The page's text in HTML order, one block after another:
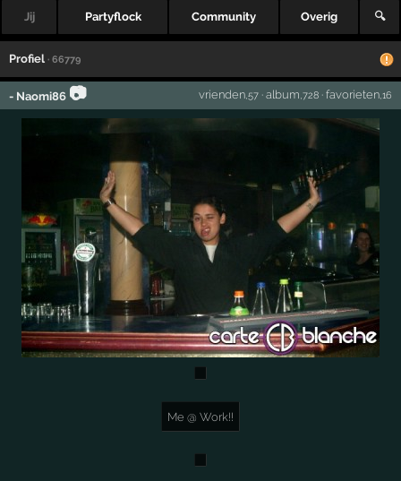
Jij Partyflock Community Overig 🔍
Profiel · 66779
- Naomi86 📷 vrienden,57· album ,728· favorieten,16
Me @ Work!!